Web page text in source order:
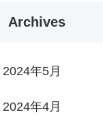
Archives
2024年5月
2024年4月